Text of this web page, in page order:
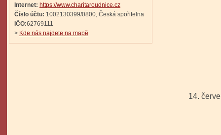
Internet: https://www.charitaroudnice.cz
Číslo účtu: 1002130399/0800, Česká spořitelna
IČO:62769111
> Kde nás najdete na mapě
14.